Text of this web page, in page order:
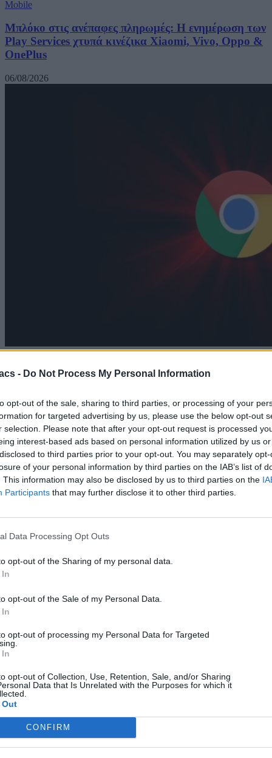
- Do Not Process My Personal Information
opt-out of the sale, sharing to third parties, or processing of your
for targeted advertising by us, please use the below opt-out
selection. Please note that after your opt-out request is processed
interest-based ads based on personal information utilized by us
to third parties prior to your opt-out. You may separately
of your personal information by third parties on the IAB’s list of
This information may also be disclosed by us to third parties on the
Participants that may further disclose it to other third parties.
Data Processing Opt Outs
opt-out of the Sharing of my personal data.
opt-out of the Sale of my Personal Data.
opt-out of processing my Personal Data for Targeted
opt-out of Collection, Use, Retention, Sale, and/or Sharing
Data that Is Unrelated with the Purposes for which it
CONFIRM
Mobile
Μπλόκο στις ανέπαφες πληρωμές: Η ενημέρωση των
Play Services χτυπά κινέζικα Xiaomi, Vivo, Oppo &
OnePlus
06/08/2026
Technology
Η Google ανακοινώνει ότι ο Chrome θέλει 20GB
06/08/2026